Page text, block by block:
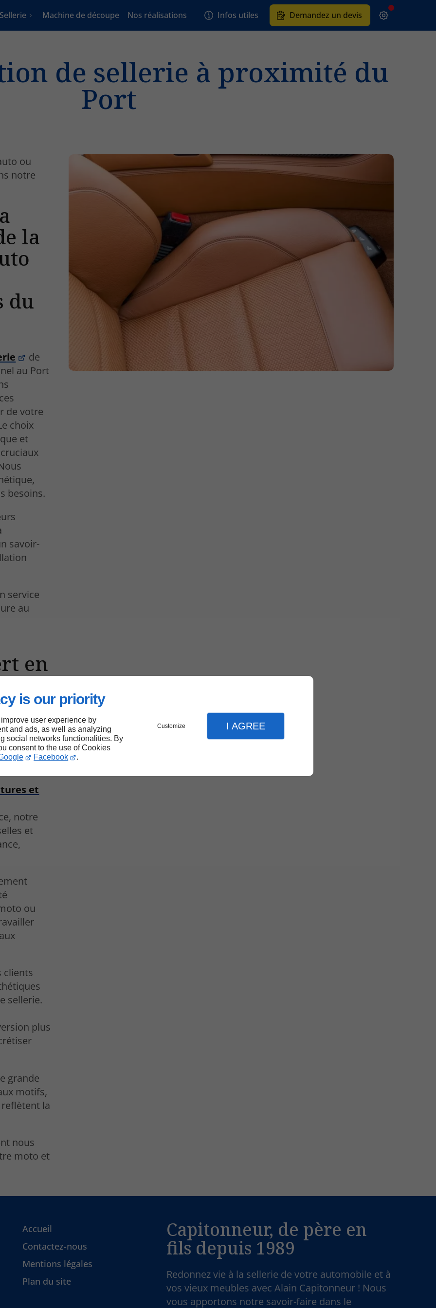
is our priority
user experience by
and ads, as well as analyzing
social networks functionalities. By
consent to the use of Cookies
Facebook .
Customize I AGREE
Sellerie Machine de découpe Nos réalisations Infos utiles Demandez un devis
de sellerie à proximité du
Port
ou
notre
la
du
de
au Port
de votre
choix
et
besoins.
savoir-
service
au
en
la
et
le
et
notre
et
ou
clients
sellerie.
plus
grande
motifs,
la
nous
moto et
Accueil
Contactez-nous
Mentions légales
Plan du site
Capitonneur, de père en
fils depuis 1989
Redonnez vie à la sellerie de votre automobile et à
vos vieux meubles avec Alain Capitonneur ! Nous
vous apportons notre savoir-faire dans le